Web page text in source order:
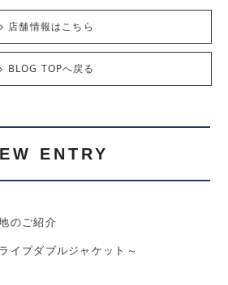
店舗情報はこちら
BLOG TOPへ戻る
ENTRY
のご紹介
イプダブルジャケット～